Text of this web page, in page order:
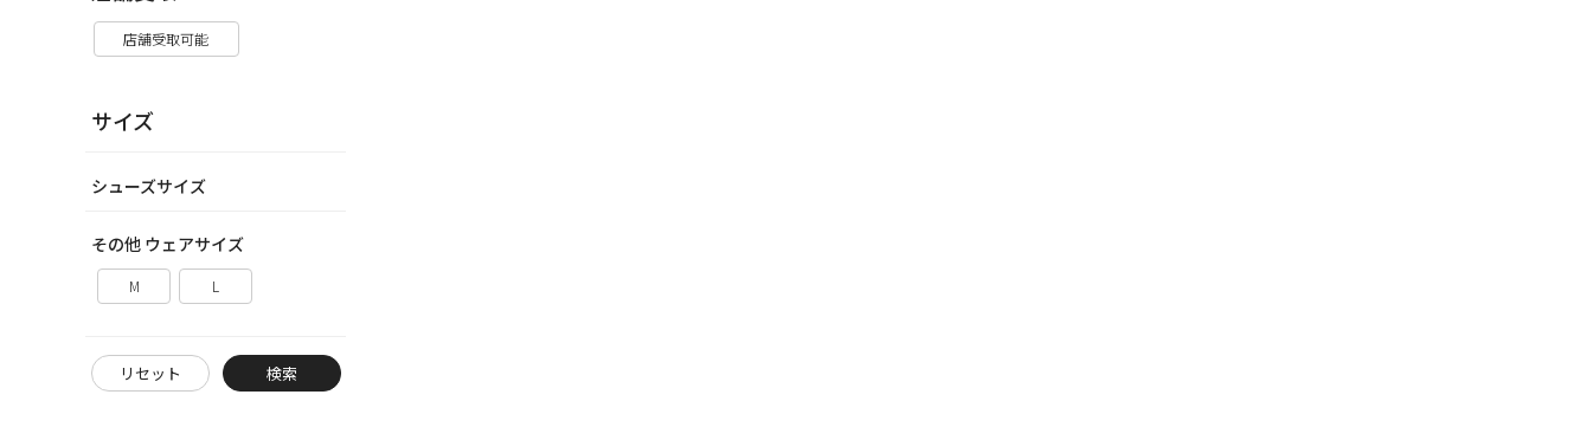
店舗受取可能
サイズ
シューズサイズ
その他 ウェアサイズ
M L
リセット 検索